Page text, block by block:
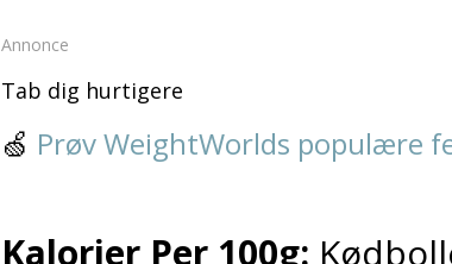
Annonce
Tab dig hurtigere
🍏 Prøv WeightWorlds populære
Kalorier Per 100g: